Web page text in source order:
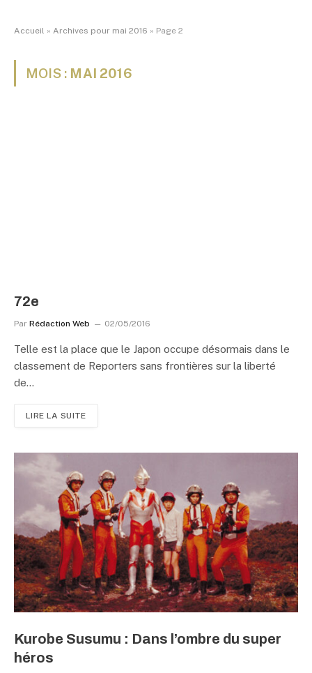
Accueil » Archives pour mai 2016 » Page 2
MOIS : MAI 2016
72e
Par Rédaction Web 02/05/2016
Telle est la place que le Japon occupe désormais dans le
classement de Reporters sans frontières sur la liberté
de…
LIRE LA SUITE
Kurobe Susumu : Dans l’ombre du super
héros